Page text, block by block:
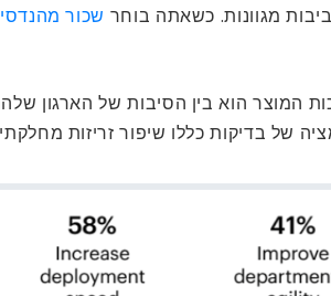
מגוונות. כשאתה בוחר שכור מהנדסי QA